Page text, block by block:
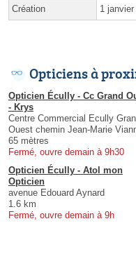
Création 1 janvier
Opticiens à
Opticien Écully - Cc Grand
- Krys
Centre Commercial Ecully
Ouest chemin Jean-Marie
65 mètres
Fermé, ouvre demain à 9h30
Opticien Écully - Atol mon
Opticien
avenue Edouard Aynard
1.6 km
Fermé, ouvre demain à 9h